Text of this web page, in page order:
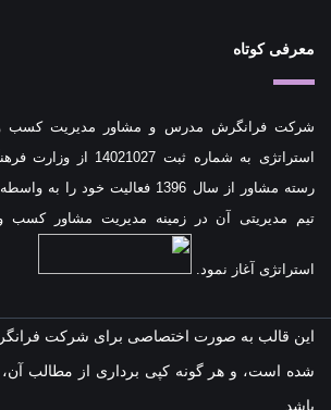
معرفی کوتاه
شرکت فرانگرش مدرس و مشاور مدیریت کسب و
استراتژی به شماره ثبت
تیم مدیریتی آن در زمینه مدیریت مشاور کسب و
استراتژی آغاز نمود.
این قالب به صورت اختصاصی برای شرکت
شده است، و هر گونه کپی برداری از مطالب آن،
باشد.